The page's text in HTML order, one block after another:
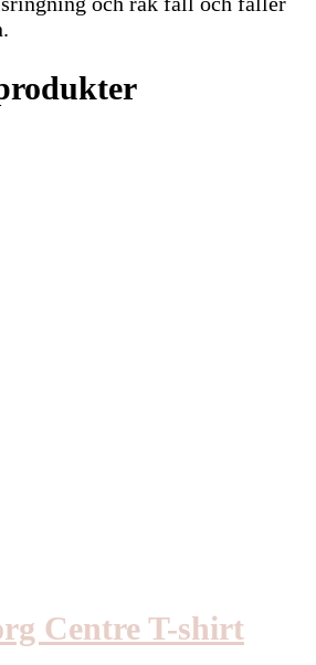
Centre T-shirt